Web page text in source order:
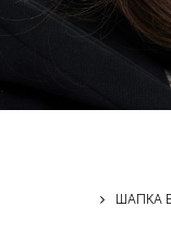
ШАПКА